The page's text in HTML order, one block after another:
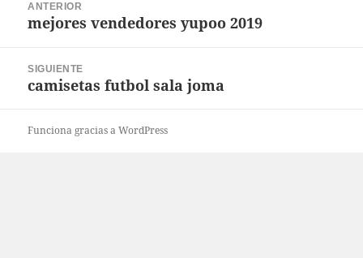
entradas
ANTERIOR
Entrada
mejores vendedores yupoo 2019
SIGUIENTE
Entrada
camisetas futbol sala joma
Funciona gracias a WordPress